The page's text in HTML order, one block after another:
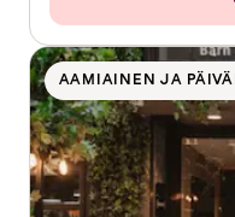
AAMIAINEN JA